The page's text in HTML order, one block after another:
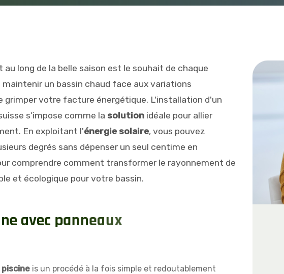
long de la belle saison est le souhait de chaque
maintenir un bassin chaud face aux variations
votre facture énergétique. L'installation d'un
s’impose comme la solution idéale pour allier
En exploitant l'énergie solaire, vous pouvez
degrés sans dépenser un seul centime en
comprendre comment transformer le rayonnement de
et écologique pour votre bassin.
ne avec panneaux
is un procédé à la fois simple et redoutablement